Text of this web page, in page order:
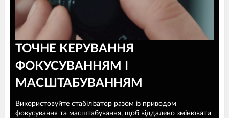
ТОЧНЕ КЕРУВАННЯ
ФОКУСУВАННЯМ І
МАСШТАБУВАННЯМ
Використовуйте стабілізатор разом із приводом
фокусування та масштабування, щоб віддалено змінювати